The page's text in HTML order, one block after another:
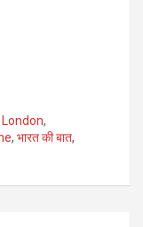
London,
, भारत की बात,